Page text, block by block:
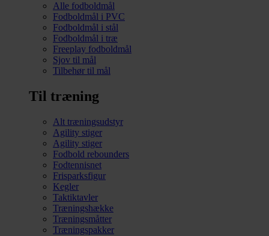
Alle fodboldmål
Fodboldmål i PVC
Fodboldmål i stål
Fodboldmål i træ
Freeplay fodboldmål
Sjov til mål
Tilbehør til mål
Til træning
Alt træningsudstyr
Agility stiger
Agility stiger
Fodbold rebounders
Fodtennisnet
Frisparksfigur
Kegler
Taktiktavler
Træningshække
Træningsmåtter
Træningspakker